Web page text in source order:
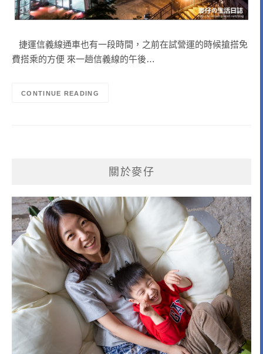
捷運信義線通車也有一段時間，之前在試營運的時候搶搭免
費搭乘的方便 來一趟信義線的午後…
CONTINUE READING
關於麥仔